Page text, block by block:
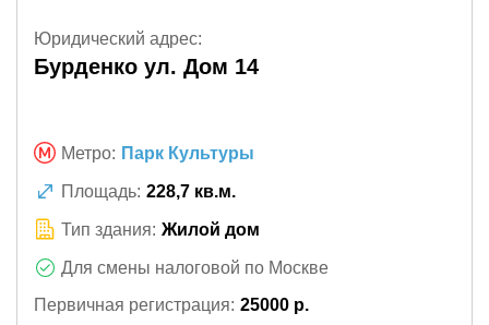
Юридический адрес:
Бурденко ул. Дом 14
Метро: Парк Культуры
Площадь: 228,7 кв.м.
Тип здания: Жилой дом
Для смены налоговой по Москве
Первичная регистрация: 25000 р.